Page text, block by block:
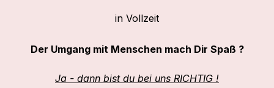
in Vollzeit
Der Umgang mit Menschen mach Dir Spaß ?
Ja - dann bist du bei uns RICHTIG !